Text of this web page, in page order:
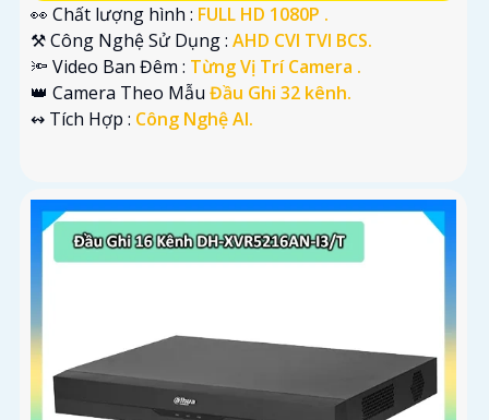
👀 Chất lượng hình : FULL HD 1080P .
⚒ Công Nghệ Sử Dụng : AHD CVI TVI BCS.
🔦 Video Ban Đêm : Từng Vị Trí Camera .
👑 Camera Theo Mẫu Đầu Ghi 32 kênh.
️↭ Tích Hợp : Công Nghệ AI.